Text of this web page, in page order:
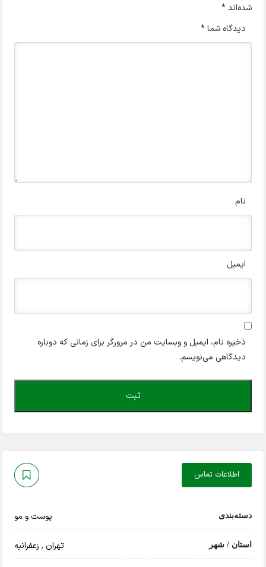
شده‌اند*
دیدگاه شما*
نام
ایمیل
ذخیره نام، ایمیل و وبسایت من در مرورگر برای زمانی که دوباره
دیدگاهی می‌نویسم.
اطلاعات تماس
دسته‌بندی پوست و مو
استان / شهر تهران, زعفرانیه